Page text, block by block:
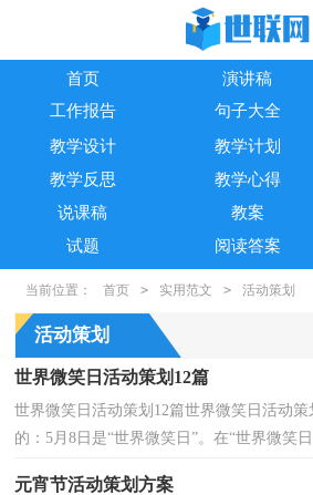
首页 演讲稿
工作报告
句子大全
教学设计
教学计划
教学反思
教学心得
说课稿
教案
试题
阅读答案
当前位置： 首页 > 实用范文 > 活动策划
活动策划
世界微笑日活动策划12篇
世界微笑日活动策划12篇世界微笑日活动策
的：5月8日是“世界微笑日”。在“世界微笑
元宵节活动策划方案